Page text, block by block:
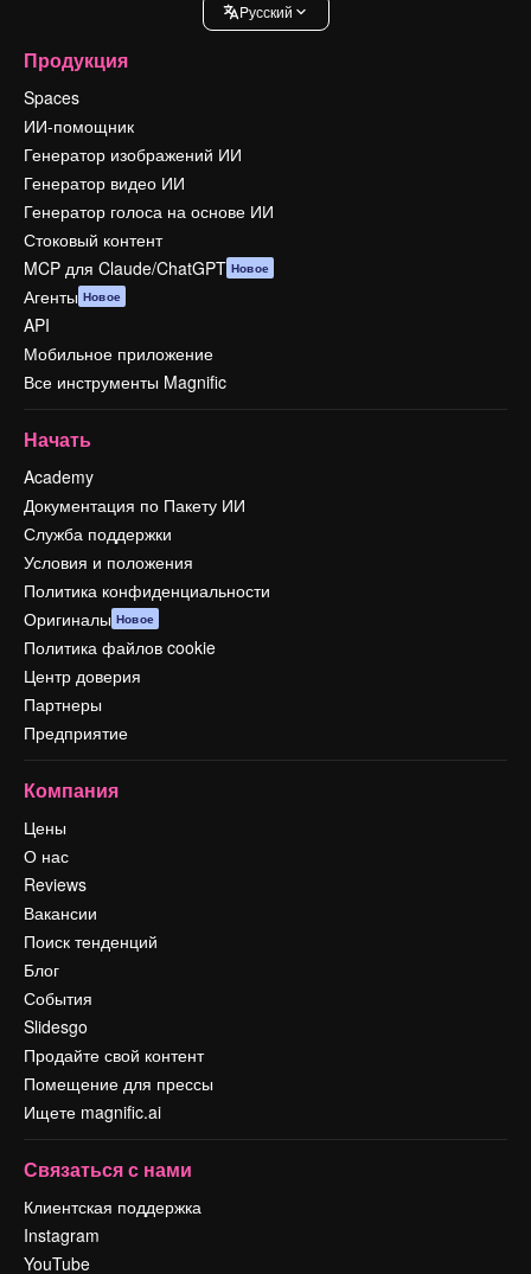
Pусский
Продукция
Spaces
ИИ-помощник
Генератор изображений ИИ
Генератор видео ИИ
Генератор голоса на основе ИИ
Стоковый контент
MCP для Claude/ChatGPT Новое
Агенты Новое
API
Мобильное приложение
Все инструменты Magnific
Начать
Academy
Документация по Пакету ИИ
Служба поддержки
Условия и положения
Политика конфиденциальности
Оригиналы Новое
Политика файлов cookie
Центр доверия
Партнеры
Предприятие
Компания
Цены
О нас
Reviews
Вакансии
Поиск тенденций
Блог
События
Slidesgo
Продайте свой контент
Помещение для прессы
Ищете magnific.ai
Связаться с нами
Клиентская поддержка
Instagram
YouTube